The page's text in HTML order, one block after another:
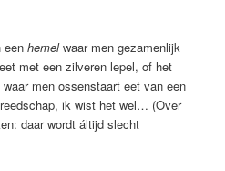
een hemelwaar men gezamenlijk
met een zilveren lepel, of het
men ossenstaart eet van een
ik wist het wel… (Over
daar wordt áltijd slecht